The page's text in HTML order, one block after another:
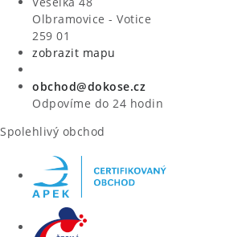
Olbramovice - Votice
259 01
zobrazit mapu
obchod@dokose.cz
Odpovíme do 24 hodin
Spolehlivý obchod
VÝPRODEJ
ZNAČKY
Úvod Kontakt Blog
Moje objednávka